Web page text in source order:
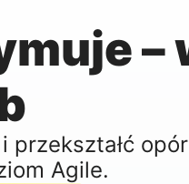
–
Agile.